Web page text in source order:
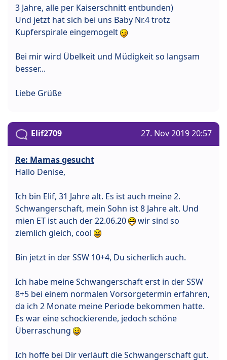
3 Jahre, alle per Kaiserschnitt entbunden)
Und jetzt hat sich bei uns Baby Nr.4 trotz
Kupferspirale eingemogelt
Bei mir wird Übelkeit und Müdigkeit so langsam
besser...
Liebe Grüße
Elif2709 27. Nov 2019 20:57
Re: Mamas gesucht
Hallo Denise,
Ich bin Elif, 31 Jahre alt. Es ist auch meine 2.
Schwangerschaft, mein Sohn ist 8 Jahre alt. Und
mien ET ist auch der 22.06.20
wir sind so
ziemlich gleich, cool
Bin jetzt in der SSW 10+4, Du sicherlich auch.
Ich habe meine Schwangerschaft erst in der SSW
8+5 bei einem normalen Vorsorgetermin erfahren,
da ich 2 Monate meine Periode bekommen hatte.
Es war eine schockierende, jedoch schöne
Überraschung
Ich hoffe bei Dir verläuft die Schwangerschaft gut.